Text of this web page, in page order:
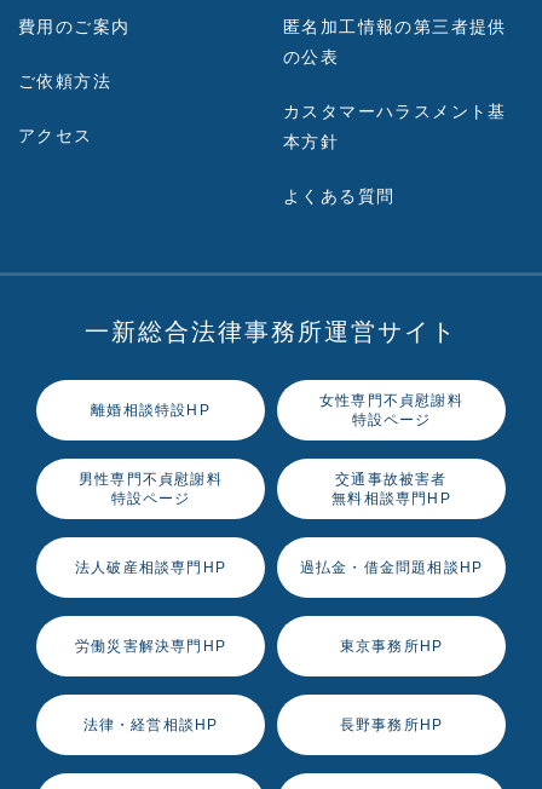
費用のご案内
ご依頼方法
アクセス
匿名加工情報の第三者提供
の公表
カスタマーハラスメント基
本方針
よくある質問
一新総合法律事務所運営サイト
離婚相談特設HP
女性専門不貞慰謝料
特設ページ
男性専門不貞慰謝料
特設ページ
交通事故被害者
無料相談専門HP
法人破産相談専門HP 過払金・借金問題相談HP
労働災害解決専門HP 東京事務所HP
法律・経営相談HP 長野事務所HP